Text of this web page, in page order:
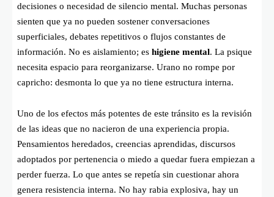
decisiones o necesidad de silencio mental. Muchas personas
sienten que ya no pueden sostener conversaciones
superficiales, debates repetitivos o flujos constantes de
información. No es aislamiento; es higiene mental. La psique
necesita espacio para reorganizarse. Urano no rompe por
capricho: desmonta lo que ya no tiene estructura interna.
Uno de los efectos más potentes de este tránsito es la revisión
de las ideas que no nacieron de una experiencia propia.
Pensamientos heredados, creencias aprendidas, discursos
adoptados por pertenencia o miedo a quedar fuera empiezan a
perder fuerza. Lo que antes se repetía sin cuestionar ahora
genera resistencia interna. No hay rabia explosiva, hay un